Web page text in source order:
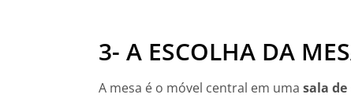
3- A ESCOLHA DA
A mesa é o móvel central em uma sala